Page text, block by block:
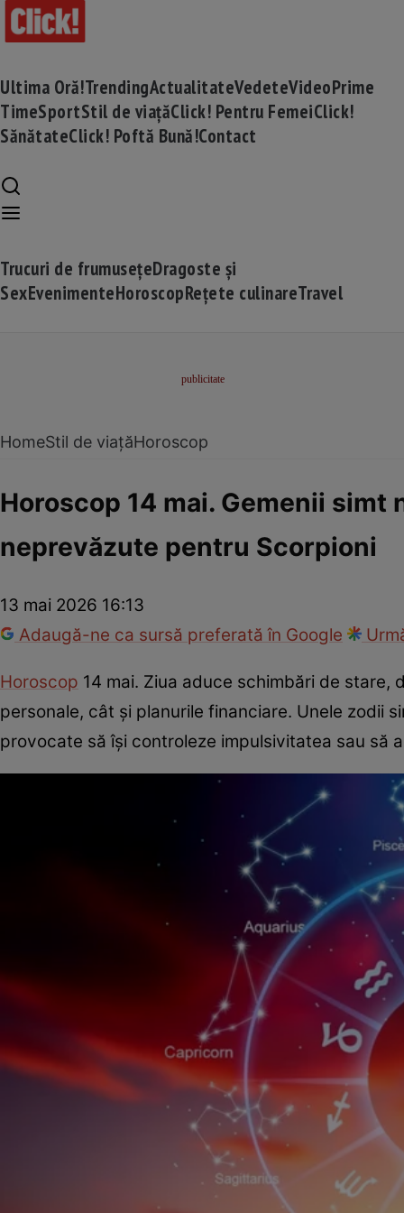
Ultima Oră!TrendingActualitateVedeteVideoPrime
TimeSportStil de viațăClick! Pentru FemeiClick!
SănătateClick! Poftă Bună!Contact
Trucuri de frumusețeDragoste și
SexEvenimenteHoroscopRețete culinareTravel
HomeStil de viațăHoroscop
Horoscop 14 mai. Gemenii
neprevăzute pentru Scorpioni
13 mai 2026 16:13
Adaugă-ne ca sursă preferată în Google
Horoscop 14 mai. Ziua aduce schimbări de
personale, cât și planurile financiare. Unele zodii
provocate să își controleze impulsivitatea sau să